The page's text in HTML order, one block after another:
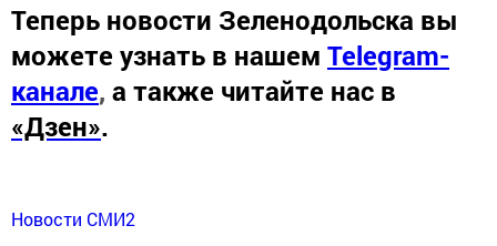
Теперь новости Зеленодольска вы
можете узнать в нашем Telegram-
канале, а также читайте нас в
«Дзен».
Новости СМИ2